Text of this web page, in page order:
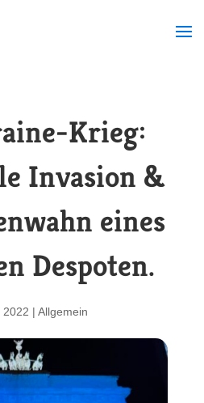
Krieg:
Invasion &
eines
Despoten.
2022 |Allgemein